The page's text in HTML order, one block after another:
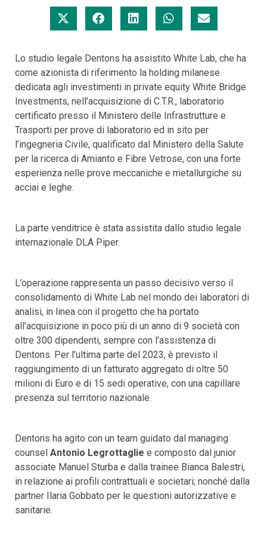
Lo studio legale Dentons ha assistito White Lab, che ha
come azionista di riferimento la holding milanese
dedicata agli investimenti in private equity White Bridge
Investments, nell’acquisizione di C.T.R., laboratorio
certificato presso il Ministero delle Infrastrutture e
Trasporti per prove di laboratorio ed in sito per
l’ingegneria Civile, qualificato dal Ministero della Salute
per la ricerca di Amianto e Fibre Vetrose, con una forte
esperienza nelle prove meccaniche e metallurgiche su
acciai e leghe.
La parte venditrice è stata assistita dallo studio legale
internazionale DLA Piper.
L’operazione rappresenta un passo decisivo verso il
consolidamento di White Lab nel mondo dei laboratori di
analisi, in linea con il progetto che ha portato
all’acquisizione in poco più di un anno di 9 società con
oltre 300 dipendenti, sempre con l’assistenza di
Dentons. Per l’ultima parte del 2023, è previsto il
raggiungimento di un fatturato aggregato di oltre 50
milioni di Euro e di 15 sedi operative, con una capillare
presenza sul territorio nazionale.
Dentons ha agito con un team guidato dal managing
counsel Antonio Legrottaglie e composto dal junior
associate Manuel Sturba e dalla trainee Bianca Balestri,
in relazione ai profili contrattuali e societari; nonché dalla
partner Ilaria Gobbato per le questioni autorizzative e
sanitarie.